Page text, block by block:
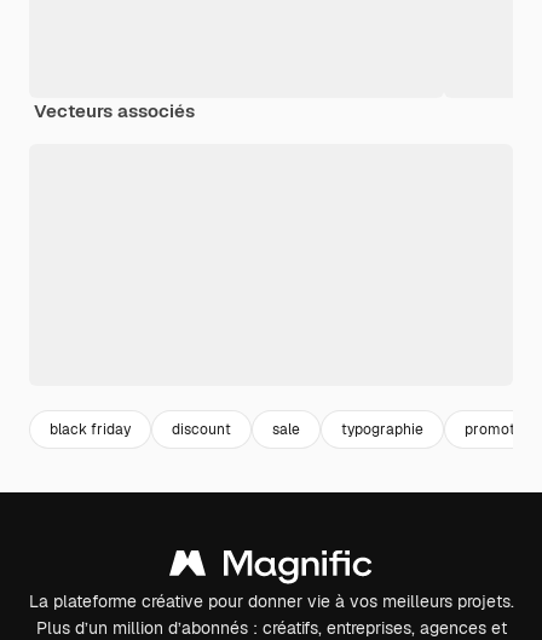
Vecteurs associés
black friday discount sale typographie promotion
La plateforme créative pour donner vie à vos meilleurs projets.
Plus d’un million d’abonnés : créatifs, entreprises, agences et